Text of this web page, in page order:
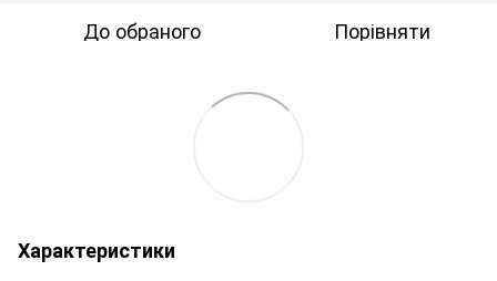
До обраного Порівняти
Характеристики